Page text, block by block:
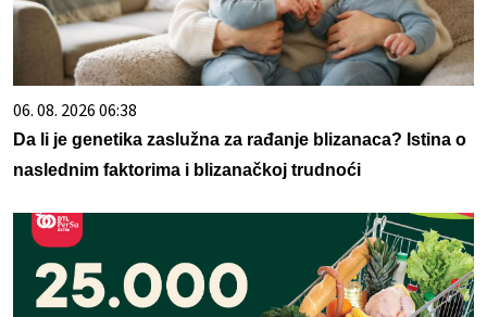
06. 08. 2026 06:38
Da li je genetika zaslužna za rađanje blizanaca? Istina o
naslednim faktorima i blizanačkoj trudnoći